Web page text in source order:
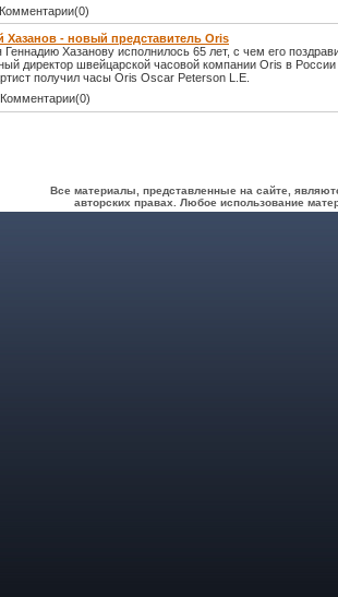
Хазанов - новый представитель Oris
Геннадию Хазанову исполнилось 65 лет, с чем его
директор швейцарской часовой компании Oris в
получил часы Oris Oscar Peterson L.E.
Все материалы, представленные на сайте,
авторских правах. Любое использование